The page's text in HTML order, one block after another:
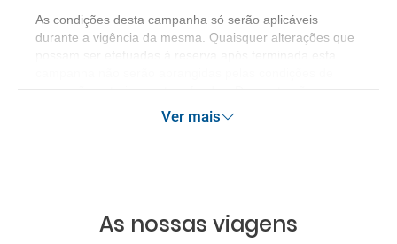
​As condições desta campanha só serão aplicáveis
durante a vigência da mesma. Quaisquer alterações que
possam ser efetuadas à reserva após terminada esta
Ver mais
As nossas viagens